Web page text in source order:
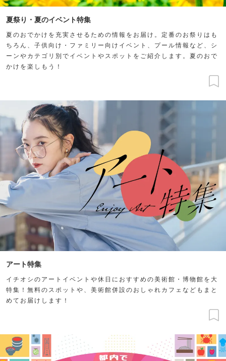
夏祭り・夏のイベント特集
夏のおでかけを充実させるための情報をお届け。定番のお祭りはも
ちろん、子供向け・ファミリー向けイベント、プール情報など、シ
ーンやカテゴリ別でイベントやスポットをご紹介します。夏のおで
かけを楽しもう！
アート特集
イチオシのアートイベントや休日におすすめの美術館・博物館を大
特集！無料のスポットや、美術館併設のおしゃれカフェなどもまと
めてお届けします！